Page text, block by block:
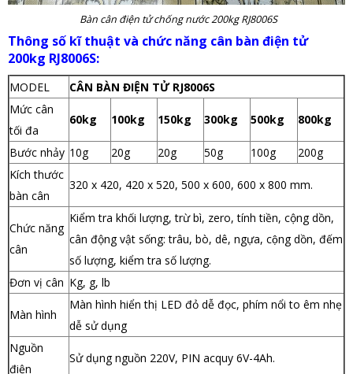
Bàn cân điện tử chống nước 200kg RJ8006S
Thông số kĩ thuật và chức năng cân bàn điện tử
200kg RJ8006S:
MODEL
CÂN BÀN ĐIỆN TỬ RJ8006S
Mức cân
tối đa
60kg 100kg 150kg 300kg 500kg 800kg
Bước nhảy 10g 20g 20g 50g 100g
200g
Kích thước
bàn cân
320 x 420, 420 x 520, 500 x 600, 600 x 800 mm.
Chức năng
cân
Kiểm tra khối lượng, trừ bì, zero, tính tiền, cộng dồn,
cân động vật sống: trâu, bò, dê, ngựa, cộng dồn, đếm
số lượng, kiểm tra số lượng.
Đơn vị cân Kg, g, lb
Màn hình
Màn hình hiển thị LED đỏ dễ đọc, phím nổi to êm nhẹ
dễ sử dụng
Nguồn
điện
Sử dụng nguồn 220V, PIN acquy 6V-4Ah.